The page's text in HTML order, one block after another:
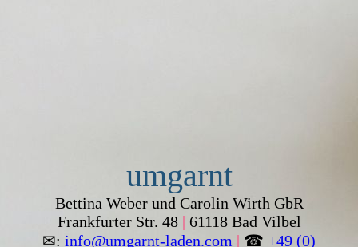
umgarnt
Bettina Weber und Carolin Wirth GbR
Frankfurter Str. 48 | 61118 Bad Vilbel
✉: info@umgarnt-laden.com | ☎ +49 (0)